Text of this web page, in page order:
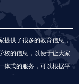
提供了很多的教育信息，
校的信息，以便于让大家
体式的服务，可以根据平